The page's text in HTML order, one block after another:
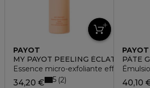
PAYOT
MY PAYOT PEELING ÉCLAT
Essence micro-exfoliante effet peau
34,20 € 5 2
PAYOT
PÂTE
40,10